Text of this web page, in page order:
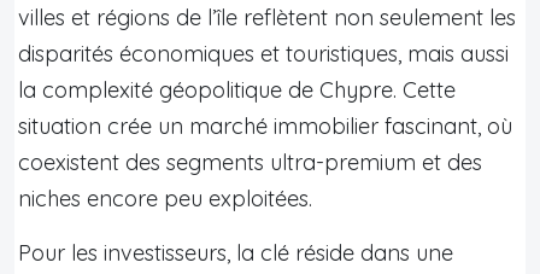
villes et régions de l’île reflètent non seulement les
disparités économiques et touristiques, mais aussi
la complexité géopolitique de Chypre. Cette
situation crée un marché immobilier fascinant, où
coexistent des segments ultra-premium et des
niches encore peu exploitées.
Pour les investisseurs, la clé réside dans une